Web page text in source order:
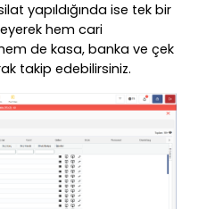
yapıldığında ise tek bir
hem cari
de kasa, banka ve çek
takip edebilirsiniz.